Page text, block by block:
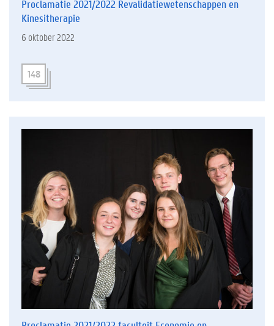
Proclamatie 2021/2022 Revalidatiewetenschappen en
Kinesitherapie
6 oktober 2022
148